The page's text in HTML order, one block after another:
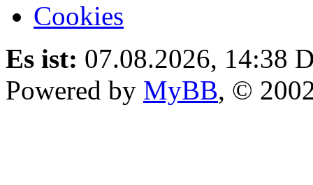
Cookies
Es ist: 07.08.2026, 14:38
Powered by MyBB, ©